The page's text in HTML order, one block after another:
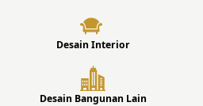
Desain Interior
Desain Bangunan Lain